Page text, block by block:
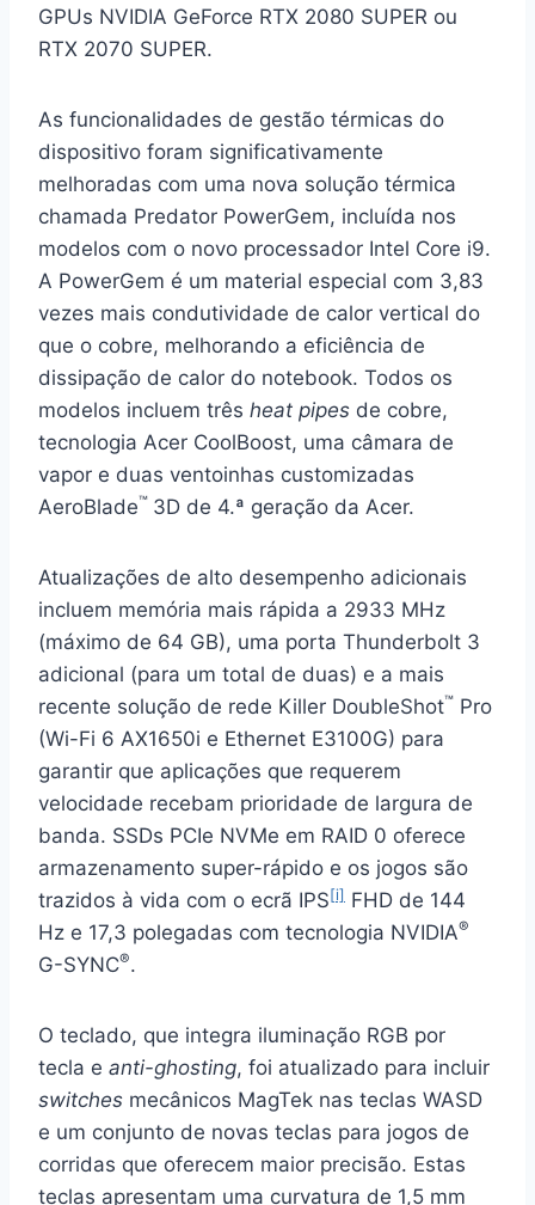
GPUs NVIDIA GeForce RTX 2080 SUPER ou
RTX 2070 SUPER.
As funcionalidades de gestão térmicas do
dispositivo foram significativamente
melhoradas com uma nova solução térmica
chamada Predator PowerGem, incluída nos
modelos com o novo processador Intel Core i9.
A PowerGem é um material especial com 3,83
vezes mais condutividade de calor vertical do
que o cobre, melhorando a eficiência de
dissipação de calor do notebook. Todos os
modelos incluem três heat pipes de cobre,
tecnologia Acer CoolBoost, uma câmara de
vapor e duas ventoinhas customizadas
AeroBlade™ 3D de 4.ª geração da Acer.
Atualizações de alto desempenho adicionais
incluem memória mais rápida a 2933 MHz
(máximo de 64 GB), uma porta Thunderbolt 3
adicional (para um total de duas) e a mais
recente solução de rede Killer DoubleShot™ Pro
(Wi-Fi 6 AX1650i e Ethernet E3100G) para
garantir que aplicações que requerem
velocidade recebam prioridade de largura de
banda. SSDs PCIe NVMe em RAID 0 oferece
armazenamento super-rápido e os jogos são
trazidos à vida com o ecrã IPS[i] FHD de 144
Hz e 17,3 polegadas com tecnologia NVIDIA®
G-SYNC®.
O teclado, que integra iluminação RGB por
tecla e anti-ghosting, foi atualizado para incluir
switches mecânicos MagTek nas teclas WASD
e um conjunto de novas teclas para jogos de
corridas que oferecem maior precisão. Estas
teclas apresentam uma curvatura de 1,5 mm